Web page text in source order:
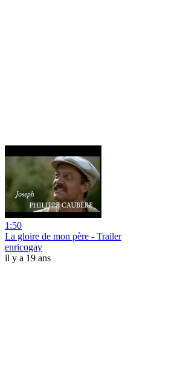
1:50
La gloire de mon père - Trailer
enricogay
il y a 19 ans